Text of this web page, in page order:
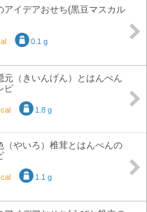
アイデアおせち(黒豆マスカル
0.1 g
元（きいんげん）とはんぺん
ピ
1.8 g
（やいろ）椎茸とはんぺんの
1.1 g